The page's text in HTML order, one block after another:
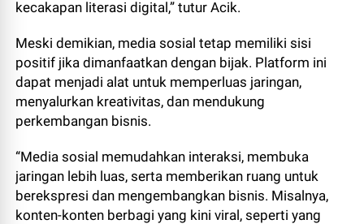
kecakapan literasi digital,” tutur Acik.
Meski demikian, media sosial tetap memiliki sisi
positif jika dimanfaatkan dengan bijak. Platform ini
dapat menjadi alat untuk memperluas jaringan,
menyalurkan kreativitas, dan mendukung
perkembangan bisnis.
“Media sosial memudahkan interaksi, membuka
jaringan lebih luas, serta memberikan ruang untuk
berekspresi dan mengembangkan bisnis. Misalnya,
konten-konten berbagi yang kini viral, seperti yang